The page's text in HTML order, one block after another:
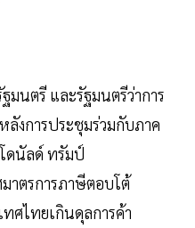
นตรี และรัฐมนตรีว่าการ
ลังการประชุมร่วมกับภาค
ดนัลด์ ทรัมป์
าตรการภาษีตอบโต้
ศไทยเกินดุลการค้า